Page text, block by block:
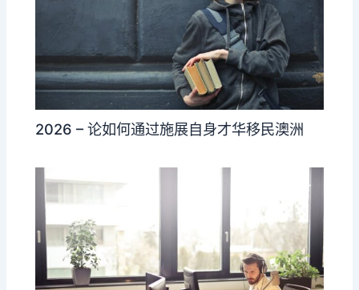
2026 – 论如何通过施展自身才华移民澳洲